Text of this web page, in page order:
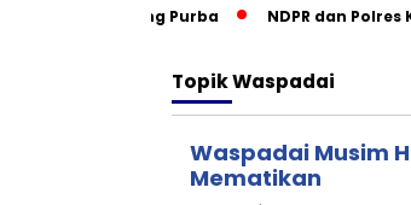
Layang-Layang Purba NDPR dan Polres
TopikWaspadai
Waspadai Musim
Mematikan